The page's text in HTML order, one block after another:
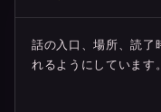
話の入口、場所、読了
れるようにしています。